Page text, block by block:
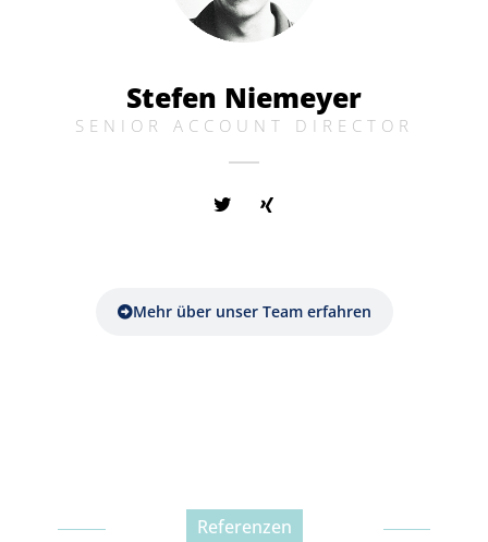
Stefen Niemeyer
SENIOR ACCOUNT DIRECTOR
Mehr über unser Team erfahren
-----------------------------------------------
Referenzen